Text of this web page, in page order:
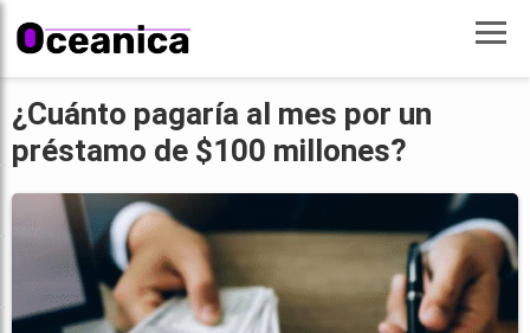
¿Cuánto pagaría al mes por un
préstamo de $100 millones?